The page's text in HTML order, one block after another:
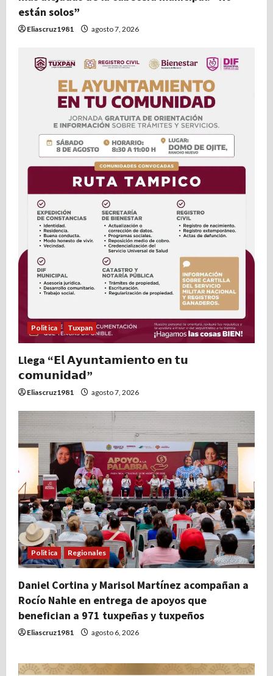
r
a
están solos”
Eliascruz1981 agosto 7, 2026
Politica Tuxpan
Llega “𝗘𝗹 𝗔𝘆𝘂𝗻𝘁𝗮𝗺𝗶𝗲𝗻𝘁𝗼 𝗲𝗻 𝘁𝘂
𝗰𝗼𝗺𝘂𝗻𝗶𝗱𝗮𝗱”
Eliascruz1981 agosto 7, 2026
Politica Regionales
Daniel Cortina y Marisol Martínez acompañan a
Rocío Nahle en entrega de apoyos que
benefician a 971 tuxpeñas y tuxpeños
Eliascruz1981 agosto 6, 2026